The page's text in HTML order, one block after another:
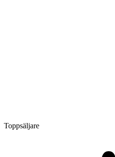
Toppsäljare